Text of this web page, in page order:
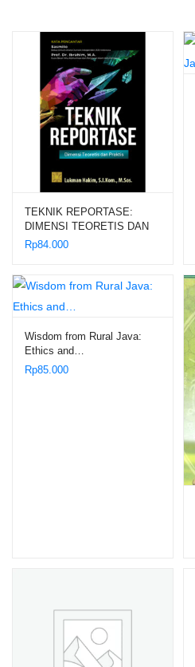
TEKNIK REPORTASE:
DIMENSI TEORETIS DAN
PRAKTIS
Rp84.000
Wisdom from Rural Java:
Ethics and…
Rp85.000